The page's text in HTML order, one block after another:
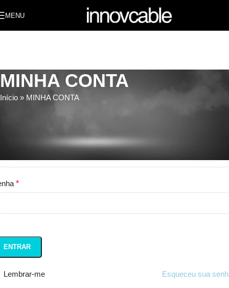
MENU
MINHA CONTA
Início » MINHA CONTA
de usuário ou e-mail*
*
ENTRAR
Esqueceu sua
Lembrar-me